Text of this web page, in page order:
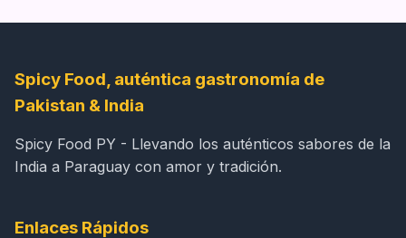
Spicy Food, auténtica gastronomía de
Pakistan & India
Spicy Food PY - Llevando los auténticos sabores de la
India a Paraguay con amor y tradición.
Enlaces Rápidos